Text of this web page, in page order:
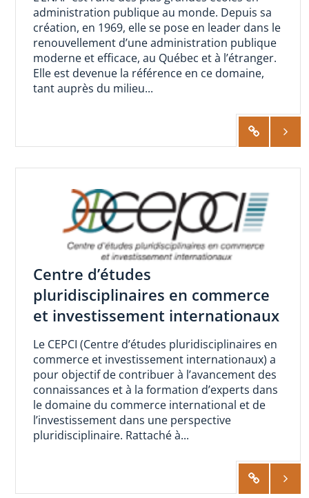
administration publique au monde. Depuis sa
création, en 1969, elle se pose en leader dans le
renouvellement d’une administration publique
moderne et efficace, au Québec et à l’étranger.
Elle est devenue la référence en ce domaine,
tant auprès du milieu...
Centre d’études
pluridisciplinaires en commerce
et investissement internationaux
Le CEPCI (Centre d’études pluridisciplinaires en
commerce et investissement internationaux) a
pour objectif de contribuer à l’avancement des
connaissances et à la formation d’experts dans
le domaine du commerce international et de
l’investissement dans une perspective
pluridisciplinaire. Rattaché à...